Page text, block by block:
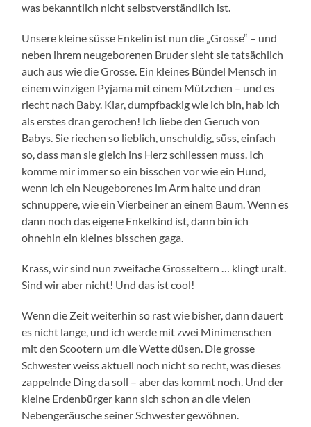
was bekanntlich nicht selbstverständlich ist.
Unsere kleine süsse Enkelin ist nun die „Grosse“ – und
neben ihrem neugeborenen Bruder sieht sie tatsächlich
auch aus wie die Grosse. Ein kleines Bündel Mensch in
einem winzigen Pyjama mit einem Mützchen – und es
riecht nach Baby. Klar, dumpfbackig wie ich bin, hab ich
als erstes dran gerochen! Ich liebe den Geruch von
Babys. Sie riechen so lieblich, unschuldig, süss, einfach
so, dass man sie gleich ins Herz schliessen muss. Ich
komme mir immer so ein bisschen vor wie ein Hund,
wenn ich ein Neugeborenes im Arm halte und dran
schnuppere, wie ein Vierbeiner an einem Baum. Wenn es
dann noch das eigene Enkelkind ist, dann bin ich
ohnehin ein kleines bisschen gaga.
Krass, wir sind nun zweifache Grosseltern … klingt uralt.
Sind wir aber nicht! Und das ist cool!
Wenn die Zeit weiterhin so rast wie bisher, dann dauert
es nicht lange, und ich werde mit zwei Minimenschen
mit den Scootern um die Wette düsen. Die grosse
Schwester weiss aktuell noch nicht so recht, was dieses
zappelnde Ding da soll – aber das kommt noch. Und der
kleine Erdenbürger kann sich schon an die vielen
Nebengeräusche seiner Schwester gewöhnen.